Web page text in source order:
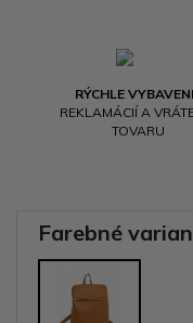
RÝCHLE
REKLAMÁCIÍ A
TOVARU
Farebné